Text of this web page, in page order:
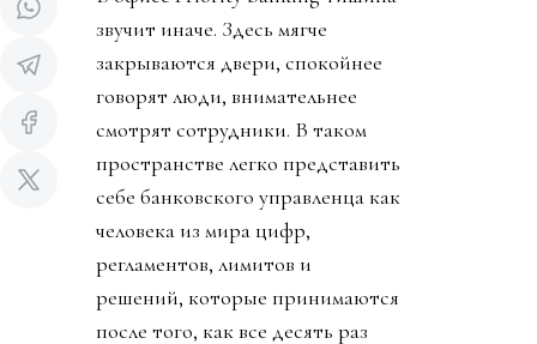
звучит иначе. Здесь мягче
закрываются двери, спокойнее
говорят люди, внимательнее
смотрят сотрудники. В таком
пространстве легко представить
себе банковского управленца как
человека из мира цифр,
регламентов, лимитов и
решений, которые принимаются
после того, как все десять раз